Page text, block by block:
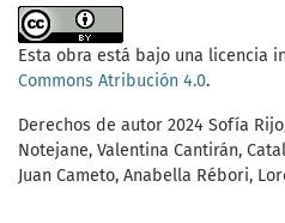
Esta obra está bajo una licencia
Commons Atribución 4.0.
Derechos de autor 2024 Sofía
Notejane, Valentina Cantirán,
Juan Cameto, Anabella Rébori,